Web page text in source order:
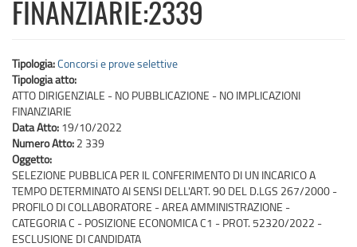
FINANZIARIE:2339
Tipologia:Concorsi e prove selettive
Tipologia atto:
ATTO DIRIGENZIALE - NO PUBBLICAZIONE - NO IMPLICAZIONI
FINANZIARIE
Data Atto: 19/10/2022
Numero Atto: 2 339
Oggetto:
SELEZIONE PUBBLICA PER IL CONFERIMENTO DI UN INCARICO A
TEMPO DETERMINATO AI SENSI DELL'ART. 90 DEL D.LGS 267/2000 -
PROFILO DI COLLABORATORE - AREA AMMINISTRAZIONE -
CATEGORIA C - POSIZIONE ECONOMICA C1 - PROT. 52320/2022 -
ESCLUSIONE DI CANDIDATA